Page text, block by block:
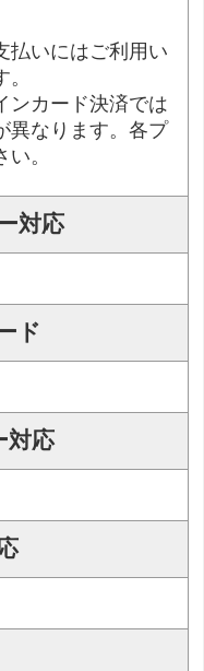
払いにはご利用い
ンカード決済では
異なります。各プ
。
対応
ド
対応